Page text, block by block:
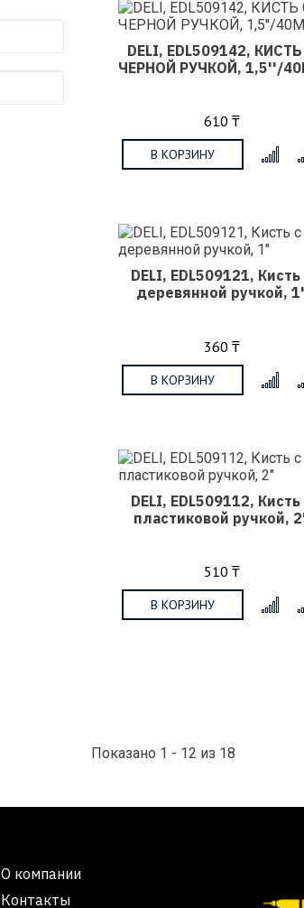
DELI, EDL509142,
ЧЕРНОЙ РУЧКОЙ, 1,5''/
610 ₸
В КОРЗИНУ
DELI, EDL509121, Кисть
деревянной ручкой,
360 ₸
В КОРЗИНУ
DELI, EDL509112, Кисть
пластиковой ручкой,
510 ₸
В КОРЗИНУ
Показано 1 - 12 из 18
О компании
Контакты